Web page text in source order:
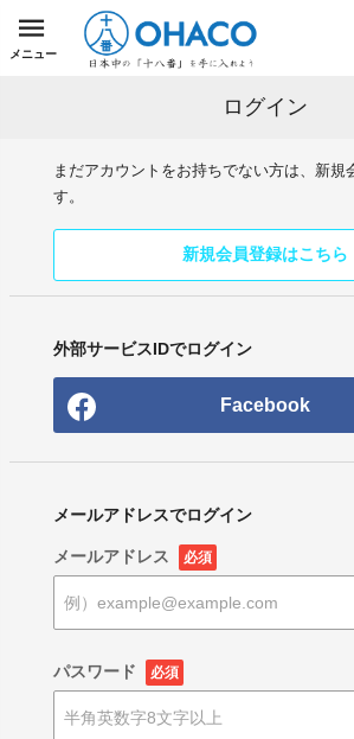
メニュー
ログイン
まだアカウントをお持ちでない方は、新規
す。
新規会員登録はこちら
外部サービスIDでログイン
Facebook
メールアドレスでログイン
メールアドレス 必須
パスワード 必須